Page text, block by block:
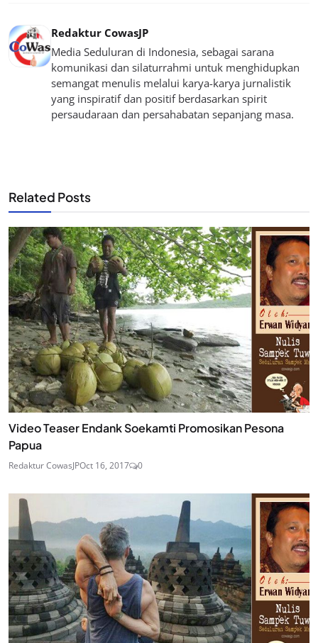
Redaktur CowasJP
Media Seduluran di Indonesia, sebagai sarana
komunikasi dan silaturrahmi untuk menghidupkan
semangat menulis melalui karya-karya jurnalistik
yang inspiratif dan positif berdasarkan spirit
persaudaraan dan persahabatan sepanjang masa.
Related Posts
Video Teaser Endank Soekamti Promosikan Pesona
Papua
Redaktur CowasJPOct 16, 2017 0